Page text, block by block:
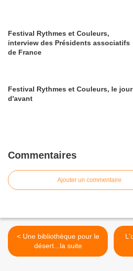
Festival Rythmes et Couleurs,
interview des Présidents associatifs
de France
Festival Rythmes et Couleurs, le jour
d'avant
Commentaires
Ajouter un commentaire
< Une bibliothèque pour le
désert...la suite